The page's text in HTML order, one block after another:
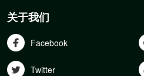
关于我们
Facebook
Twitter